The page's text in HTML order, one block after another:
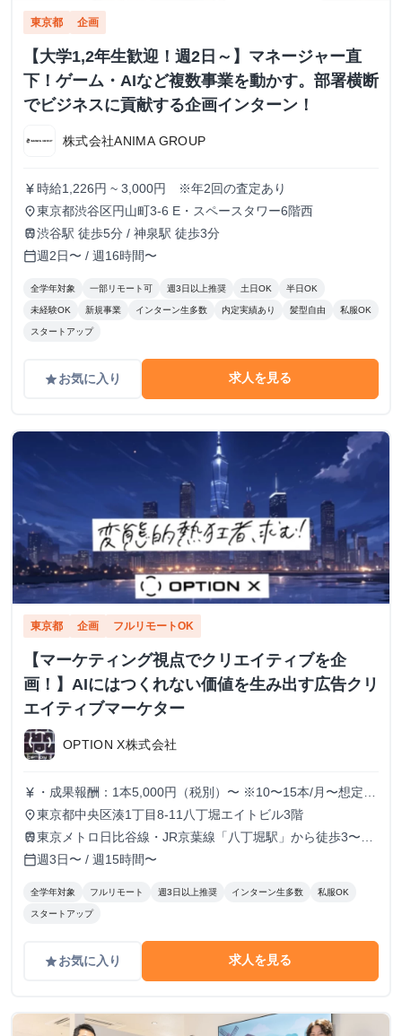
東京都 企画
【大学1,2年生歓迎！週2日～】マネージャー直
下！ゲーム・AIなど複数事業を動かす。部署横断
でビジネスに貢献する企画インターン！
株式会社ANIMA GROUP
currency_yen 時給1,226円 ~ 3,000円 ※年2回の査定あり
place東京都渋谷区円山町3-6 E・スペースタワー6階西
train渋谷駅 徒歩5分 / 神泉駅 徒歩3分
calendar_today週2日〜 / 週16時間〜
全学年対象 一部リモート可 週3日以上推奨 土日OK 半日OK
未経験OK 新規事業 インターン生多数 内定実績あり 髪型自由 私服OK
スタートアップ
gradeお気に入り 求人を見る
東京都 企画 フルリモートOK
【マーケティング視点でクリエイティブを企
画！】AIにはつくれない価値を生み出す広告クリ
エイティブマーケター
OPTION X株式会社
currency_yen ・成果報酬：1本5,000円（税別）〜 ※10〜15本/月〜想定
※経験、実績、能力等によって変動 ※トライアル期間の場
合変動あり
place東京都中央区湊1丁目8-11八丁堀エイトビル3階
train東京メトロ日比谷線・JR京葉線「八丁堀駅」から徒歩3〜6
分
calendar_today週3日〜 / 週15時間〜
全学年対象 フルリモート 週3日以上推奨 インターン生多数 私服OK
スタートアップ
gradeお気に入り 求人を見る